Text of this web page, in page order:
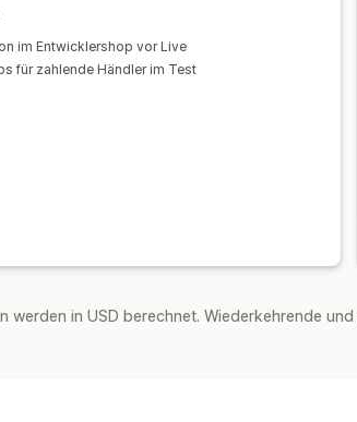
im Entwicklershop vor Live
für zahlende Händler im Test
werden in USD berechnet. Wiederkehrende